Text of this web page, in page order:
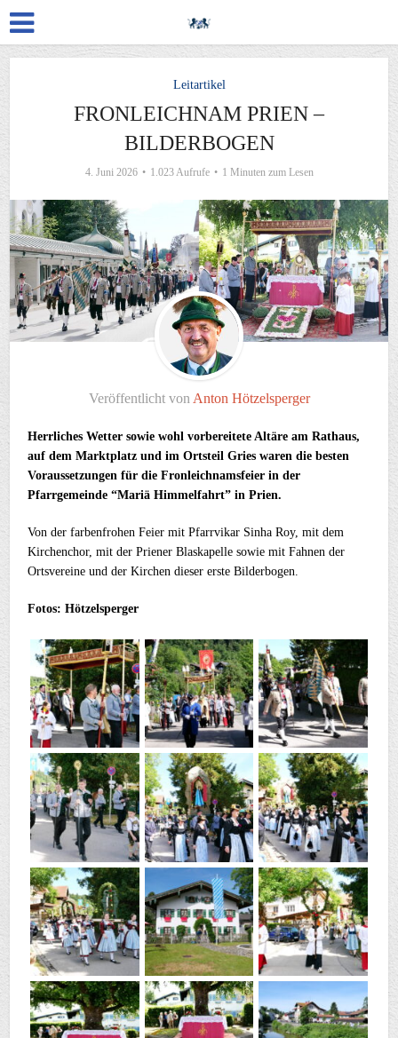
Leitartikel
FRONLEICHNAM PRIEN –
BILDERBOGEN
4. Juni 2026 1.023 Aufrufe 1 Minuten zum Lesen
Veröffentlicht von Anton Hötzelsperger
Herrliches Wetter sowie wohl vorbereitete Altäre am Rathaus,
auf dem Marktplatz und im Ortsteil Gries waren die besten
Voraussetzungen für die Fronleichnamsfeier in der
Pfarrgemeinde “Mariä Himmelfahrt” in Prien.
Von der farbenfrohen Feier mit Pfarrvikar Sinha Roy, mit dem
Kirchenchor, mit der Priener Blaskapelle sowie mit Fahnen der
Ortsvereine und der Kirchen dieser erste Bilderbogen.
Fotos: Hötzelsperger